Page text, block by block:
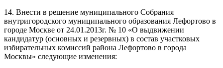
14. Внести в решение муниципального Собрания
внутригородского муниципального образования Лефортово в
городе Москве от 24.01.2013г. № 10 «О выдвижении
кандидатур (основных и резервных) в состав участковых
избирательных комиссий района Лефортово в города
Москвы» следующие изменения: